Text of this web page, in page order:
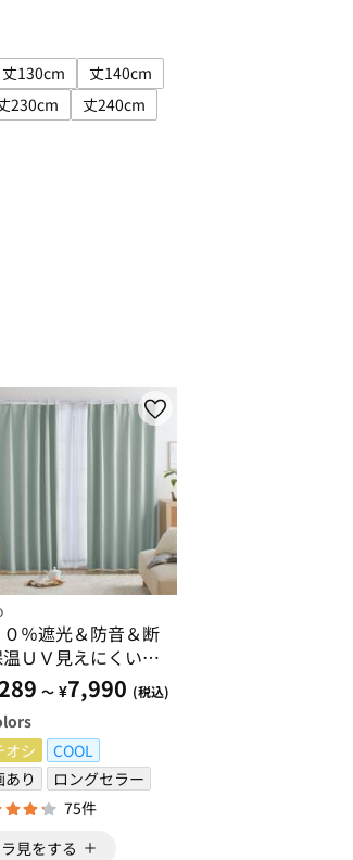
110cm
絞り込み: 丈120cm
丈130cm
サイズで絞り込み: 丈130cm
丈140cm
サイズで絞り込み: 丈140cm
り込み: 丈220cm
230cm
サイズで絞り込み: 丈230cm
丈240cm
サイズで絞り込み: 丈240cm
０％遮光＆防音＆断
ＵＶ見えにくいレ
カーテンセット＜
組・遮光１級・無
える・形状記憶＞
～ ¥7,990 (税込)
オシ
COOL
り
ロングセラー
75件
見をする